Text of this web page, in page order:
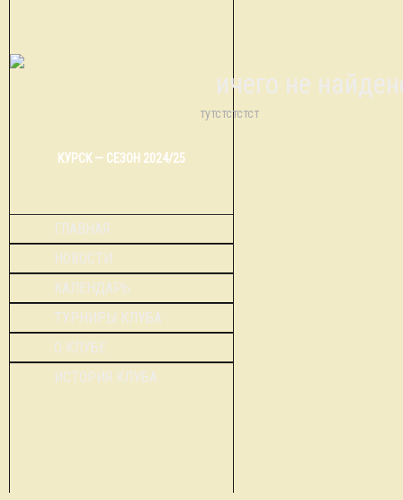
КУРСК — СЕЗОН 2024/25
ГЛАВНАЯ
НОВОСТИ
КАЛЕНДАРЬ
ТУРНИРЫ КЛУБА
О КЛУБЕ
ИСТОРИЯ КЛУБА
Ничего не
тутстстстст